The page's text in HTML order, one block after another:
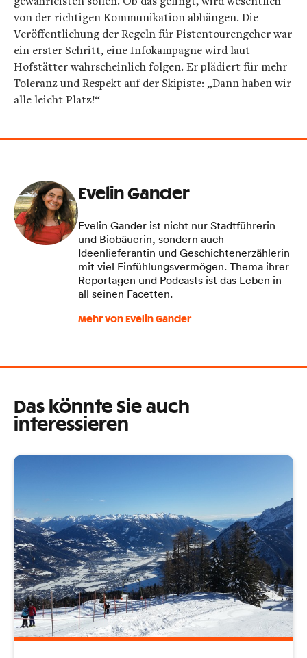
von der richtigen Kommunikation abhängen. Die
Veröffentlichung der Regeln für Pistentourengeher war
ein erster Schritt, eine Infokampagne wird laut
Hofstätter wahrscheinlich folgen. Er plädiert für mehr
Toleranz und Respekt auf der Skipiste: „Dann haben wir
alle leicht Platz!“
Evelin Gander
Evelin Gander ist nicht nur Stadtführerin
und Biobäuerin, sondern auch
Ideenlieferantin und Geschichtenerzählerin
mit viel Einfühlungsvermögen. Thema ihrer
Reportagen und Podcasts ist das Leben in
all seinen Facetten.
Mehr von Evelin Gander
Das könnte Sie auch
interessieren